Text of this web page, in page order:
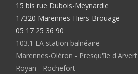
15 bis rue Dubois-Meynardie
17320 Marennes-Hiers-Brouage
05 17 25 36 90
103.1 LA station balnéaire
Marennes-Oléron - Presqu'île d'Arvert
Royan - Rochefort